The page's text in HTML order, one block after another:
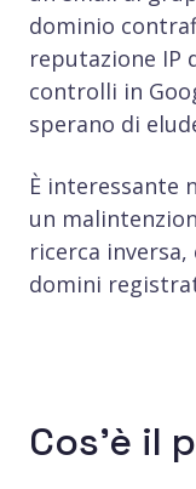
dominio
reputazione IP
controlli in
sperano di
È interessante
un
ricerca
domini
Cos'è il